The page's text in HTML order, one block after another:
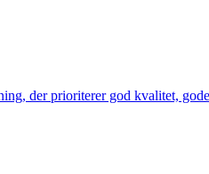
der prioriterer god kvalitet,